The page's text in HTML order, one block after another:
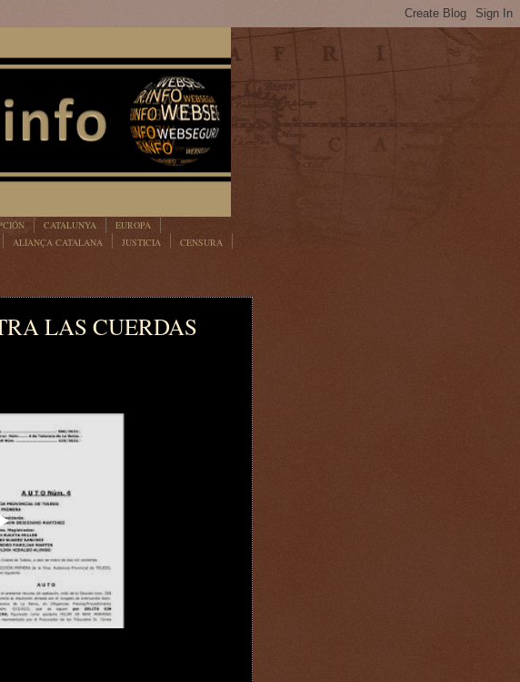
CATALUNYA
EUROPA
ALIANÇA CATALANA JUSTICIA
CENSURA
LAS CUERDAS